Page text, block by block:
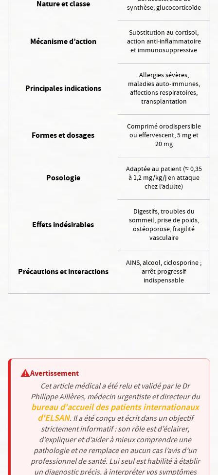
Nature et classe
synthèse, glucocorticoïde
Mécanisme d’action
Substitution au cortisol,
action anti‑inflammatoire
et immunosuppressive
Principales indications
Allergies sévères,
maladies auto‑immunes,
affections respiratoires,
transplantation
Formes et dosages
Comprimé orodispersible
ou effervescent, 5 mg et
20 mg
Posologie
Adaptée au patient (≈ 0,35
à 1,2 mg/kg/j en attaque
chez l’adulte)
Effets indésirables
Digestifs, troubles du
sommeil, prise de poids,
ostéoporose, fragilité
vasculaire
Précautions et interactions
AINS, alcool, ciclosporine ;
arrêt progressif
indispensable
⚠️Avertissement
Cet article médical a été relu et validé par le Dr
Philippe Aillères, médecin urgentiste et directeur du
bureau d'accueil des patients internationaux
d'ELSAN. Il a été conçu et écrit dans un objectif
strictement informatif : son rôle est d’éclairer,
d’expliquer et d’aider à mieux comprendre une
pathologie et ne remplace en aucun cas l’avis d’un
professionnel de santé. Lui seul est habilité à établir